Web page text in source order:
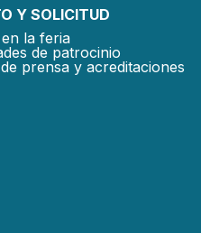
Y SOLICITUD
la feria
de patrocinio
prensa y acreditaciones